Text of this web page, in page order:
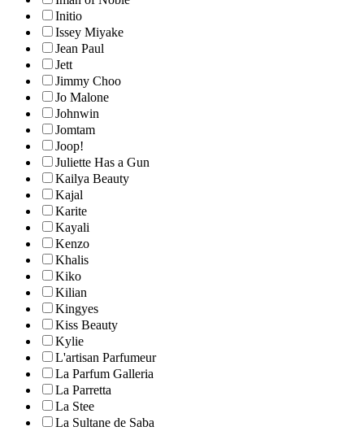
Initio
Issey Miyake
Jean Paul
Jett
Jimmy Choo
Jo Malone
Johnwin
Jomtam
Joop!
Juliette Has a Gun
Kailya Beauty
Kajal
Karite
Kayali
Kenzo
Khalis
Kiko
Kilian
Kingyes
Kiss Beauty
Kylie
L'artisan Parfumeur
La Parfum Galleria
La Parretta
La Stee
La Sultane de Saba